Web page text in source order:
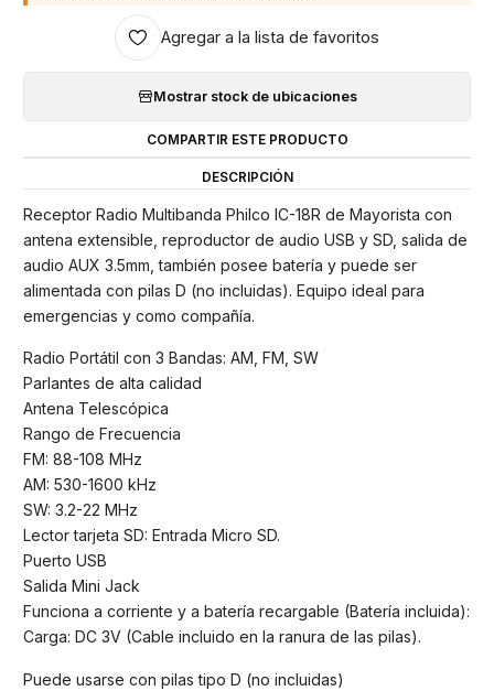
Agregar a la lista de favoritos
Mostrar stock de ubicaciones
COMPARTIR ESTE PRODUCTO
DESCRIPCIÓN
Receptor Radio Multibanda Philco IC-18R de Mayorista con
antena extensible, reproductor de audio USB y SD, salida de
audio AUX 3.5mm, también posee batería y puede ser
alimentada con pilas D (no incluidas). Equipo ideal para
emergencias y como compañía.
Radio Portátil con 3 Bandas: AM, FM, SW
Parlantes de alta calidad
Antena Telescópica
Rango de Frecuencia
FM: 88-108 MHz
AM: 530-1600 kHz
SW: 3.2-22 MHz
Lector tarjeta SD: Entrada Micro SD.
Puerto USB
Salida Mini Jack
Funciona a corriente y a batería recargable (Batería incluida):
Carga: DC 3V (Cable incluido en la ranura de las pilas).
Puede usarse con pilas tipo D (no incluidas)